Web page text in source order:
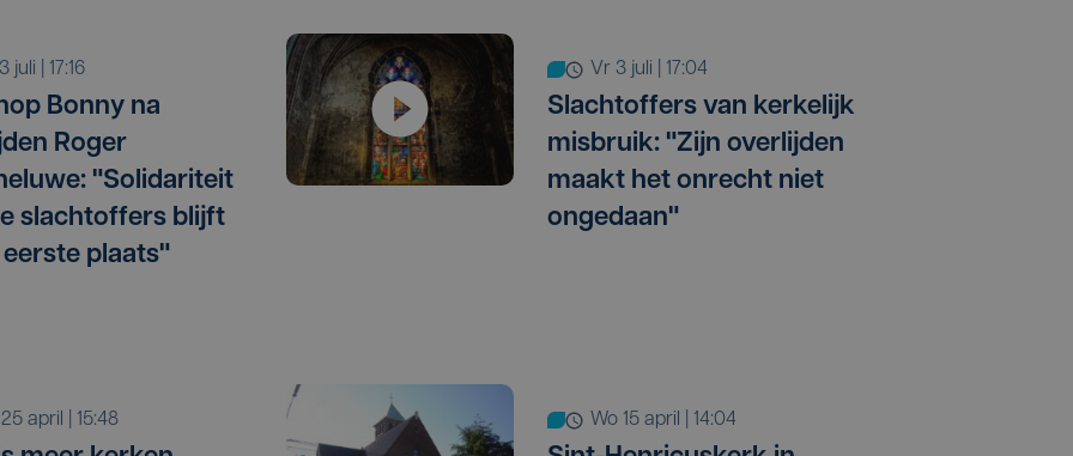
3 juli | 17:16
Bonny na
Roger
"Solidariteit
slachtoffers blijft
plaats"
vr 3 juli | 17:04
Slachtoffers van kerkelijk
misbruik: "Zijn overlijden
maakt het onrecht niet
ongedaan"
25 april | 15:48 wo 15 april | 14:04